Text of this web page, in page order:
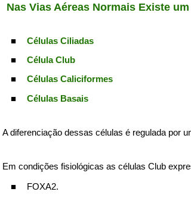
Nas Vias Aéreas Normais Existe
■
Células Ciliadas
■
Célula Club
■
Células Caliciformes
■
Células Basais
A diferenciação dessas células é regulada por
Em condições fisiológicas as células Club
■
FOXA2.